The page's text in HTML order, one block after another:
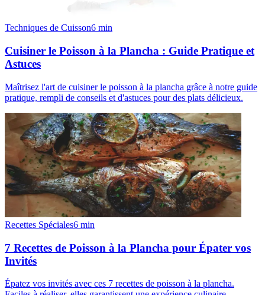
Techniques de Cuisson6 min
Cuisiner le Poisson à la Plancha : Guide Pratique et
Astuces
Maîtrisez l'art de cuisiner le poisson à la plancha grâce à notre guide
pratique, rempli de conseils et d'astuces pour des plats délicieux.
Recettes Spéciales6 min
7 Recettes de Poisson à la Plancha pour Épater vos
Invités
Épatez vos invités avec ces 7 recettes de poisson à la plancha.